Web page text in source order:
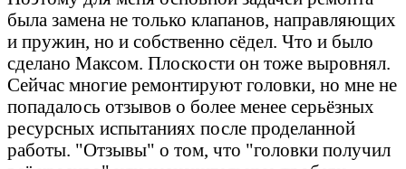
была замена не только клапанов, направляющих
и пружин, но и собственно сёдел. Что и было
сделано Максом. Плоскости он тоже выровнял.
Сейчас многие ремонтируют головки, но мне не
попадалось отзывов о более менее серьёзных
ресурсных испытаниях после проделанной
работы. "Отзывы" о том, что "головки получил